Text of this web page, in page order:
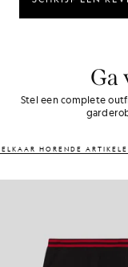
Ga
Stel een complete
HORENDE